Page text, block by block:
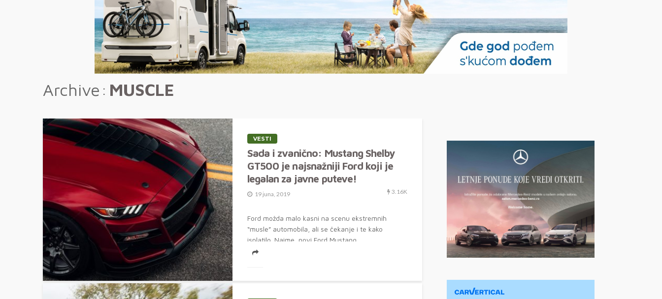
Archive MUSCLE
VESTI
Sada i zvanično: Mustang Shelby
GT500 je najsnažniji Ford koji je
legalan za javne puteve!
19 juna, 2019 3.16K
Ford možda malo kasni na scenu ekstremnih
“musle” automobila, ali se čekanje i te kako
isplatilo. Naime, novi Ford Mustang...